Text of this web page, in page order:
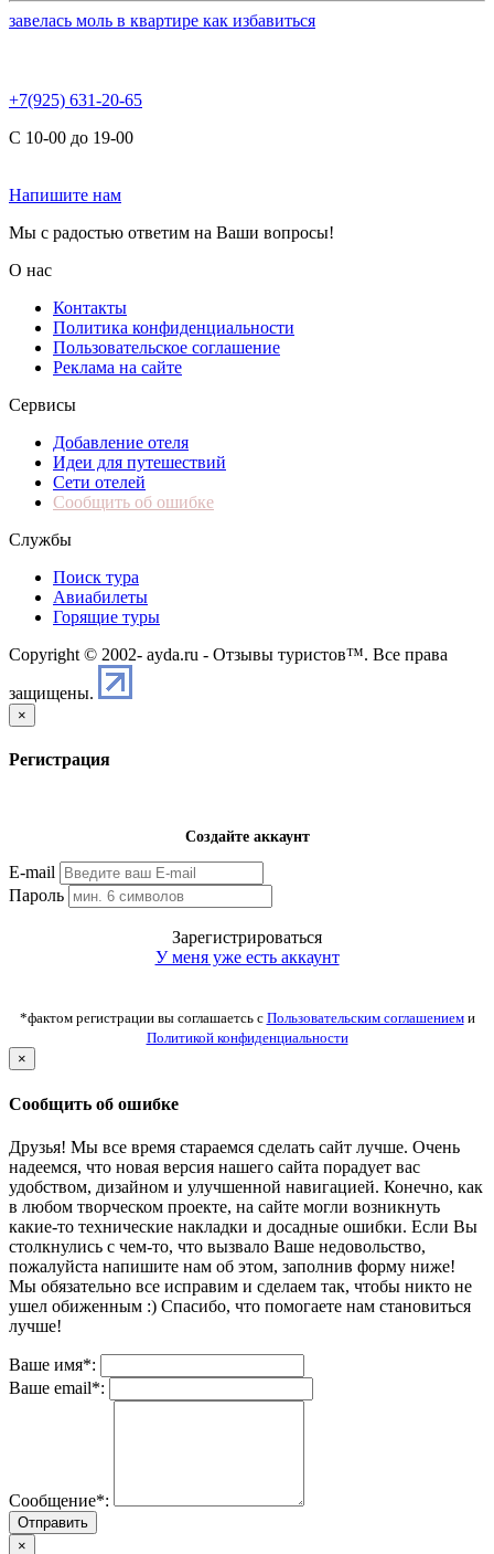
завелась моль в квартире как избавиться
+7(925) 631-20-65
С 10-00 до 19-00
Напишите нам
Мы с радостью ответим на Ваши вопросы!
О нас
Контакты
Политика конфиденциальности
Пользовательское соглашение
Реклама на сайте
Сервисы
Добавление отеля
Идеи для путешествий
Сети отелей
Сообщить об ошибке
Службы
Поиск тура
Авиабилеты
Горящие туры
Copyright © 2002- ayda.ru - Отзывы туристов™. Все права
защищены.
×
Регистрация
Создайте аккаунт
E-mail
Пароль
Зарегистрироваться
У меня уже есть аккаунт
*фактом регистрации вы соглашаетсь с Пользовательским соглашениеми
Политикой конфиденциальности
×
Сообщить об ошибке
Друзья! Мы все время стараемся сделать сайт лучше. Очень
надеемся, что новая версия нашего сайта порадует вас
удобством, дизайном и улучшенной навигацией. Конечно, как
в любом творческом проекте, на сайте могли возникнуть
какие-то технические накладки и досадные ошибки. Если Вы
столкнулись с чем-то, что вызвало Ваше недовольство,
пожалуйста напишите нам об этом, заполнив форму ниже!
Мы обязательно все исправим и сделаем так, чтобы никто не
ушел обиженным :) Спасибо, что помогаете нам становиться
лучше!
Ваше имя*:
Ваше email*:
Сообщение*:
Отправить
×